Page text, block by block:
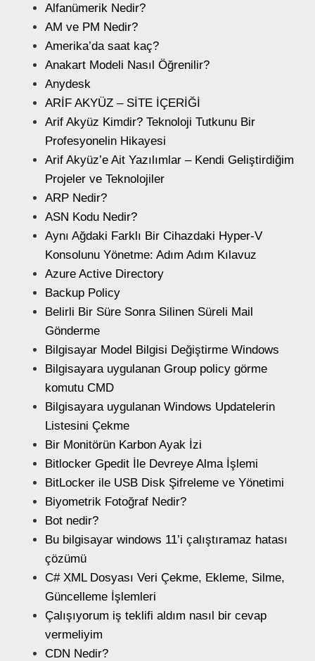
Alfanümerik Nedir?
AM ve PM Nedir?
Amerika’da saat kaç?
Anakart Modeli Nasıl Öğrenilir?
Anydesk
ARİF AKYÜZ – SİTE İÇERİĞİ
Arif Akyüz Kimdir? Teknoloji Tutkunu Bir
Profesyonelin Hikayesi
Arif Akyüz’e Ait Yazılımlar – Kendi Geliştirdiğim
Projeler ve Teknolojiler
ARP Nedir?
ASN Kodu Nedir?
Aynı Ağdaki Farklı Bir Cihazdaki Hyper-V
Konsolunu Yönetme: Adım Adım Kılavuz
Azure Active Directory
Backup Policy
Belirli Bir Süre Sonra Silinen Süreli Mail
Gönderme
Bilgisayar Model Bilgisi Değiştirme Windows
Bilgisayara uygulanan Group policy görme
komutu CMD
Bilgisayara uygulanan Windows Updatelerin
Listesini Çekme
Bir Monitörün Karbon Ayak İzi
Bitlocker Gpedit İle Devreye Alma İşlemi
BitLocker ile USB Disk Şifreleme ve Yönetimi
Biyometrik Fotoğraf Nedir?
Bot nedir?
Bu bilgisayar windows 11’i çalıştıramaz hatası
çözümü
C# XML Dosyası Veri Çekme, Ekleme, Silme,
Güncelleme İşlemleri
Çalışıyorum iş teklifi aldım nasıl bir cevap
vermeliyim
CDN Nedir?